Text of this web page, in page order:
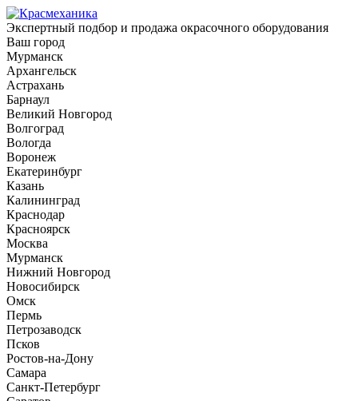
Экспертный подбор и продажа окрасочного оборудования
Ваш город
Мурманск
Архангельск
Астрахань
Барнаул
Великий Новгород
Волгоград
Вологда
Воронеж
Екатеринбург
Казань
Калининград
Краснодар
Красноярск
Москва
Мурманск
Нижний Новгород
Новосибирск
Омск
Пермь
Петрозаводск
Псков
Ростов-на-Дону
Самара
Санкт-Петербург